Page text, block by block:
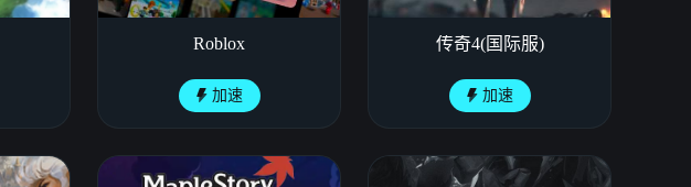
Roblox
加速
传奇4(国际服)
加速